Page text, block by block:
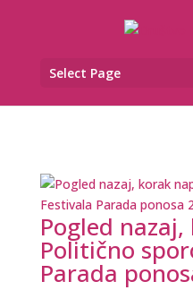
Select Page
Pogled
Politično
Parada